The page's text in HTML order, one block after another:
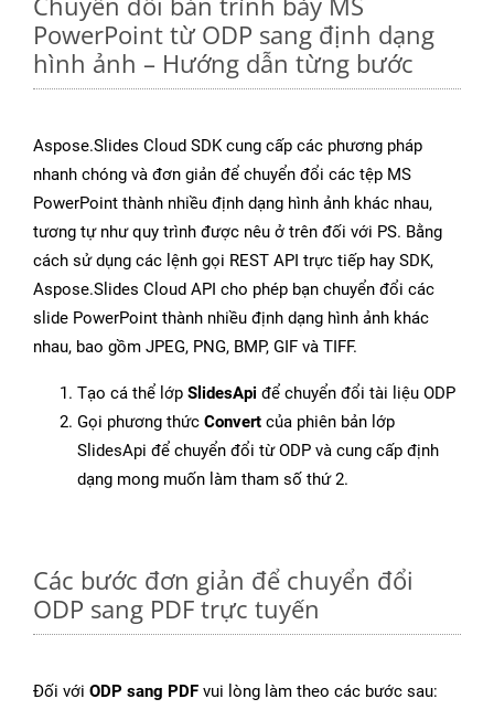
PowerPoint từ ODP sang định dạng
hình ảnh – Hướng dẫn từng bước
Aspose.Slides Cloud SDK cung cấp các phương pháp
nhanh chóng và đơn giản để chuyển đổi các tệp MS
PowerPoint thành nhiều định dạng hình ảnh khác nhau,
tương tự như quy trình được nêu ở trên đối với PS. Bằng
cách sử dụng các lệnh gọi REST API trực tiếp hay SDK,
Aspose.Slides Cloud API cho phép bạn chuyển đổi các
slide PowerPoint thành nhiều định dạng hình ảnh khác
nhau, bao gồm JPEG, PNG, BMP, GIF và TIFF.
Tạo cá thể lớp SlidesApi để chuyển đổi tài liệu ODP
Gọi phương thức Convert của phiên bản lớp
SlidesApi để chuyển đổi từ ODP và cung cấp định
dạng mong muốn làm tham số thứ 2.
Các bước đơn giản để chuyển đổi
ODP sang PDF trực tuyến
Đối với ODP sang PDF vui lòng làm theo các bước sau: